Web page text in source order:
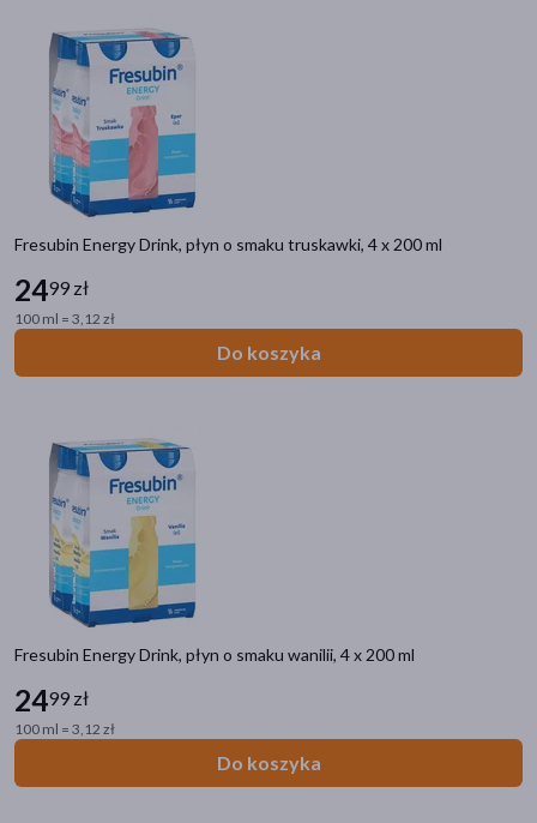
Fresubin Energy Drink, płyn o smaku truskawki, 4 x 200 ml
2499 zł
100 ml = 3,12 zł
Do koszyka
Fresubin Energy Drink, płyn o smaku wanilii, 4 x 200 ml
2499 zł
100 ml = 3,12 zł
Do koszyka